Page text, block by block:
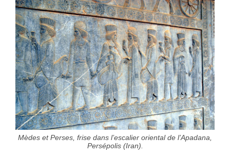
Mèdes et Perses, frise dans l’escalier oriental de l’Apadana,
Persépolis (Iran).